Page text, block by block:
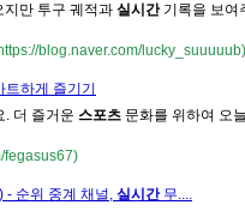
지만 투구 궤적과 실시간기록을 보여
blog.naver.com/lucky_suuuuub)
하게 즐기기
. 더 즐거운 스포츠 문화를 위하여 오
fegasus67)
- 순위 중계 채널, 실시간무....